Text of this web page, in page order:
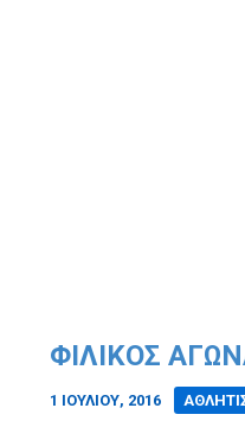
ΦΙΛΙΚΟΣ
1 ΙΟΥΛΊΟΥ, 2016